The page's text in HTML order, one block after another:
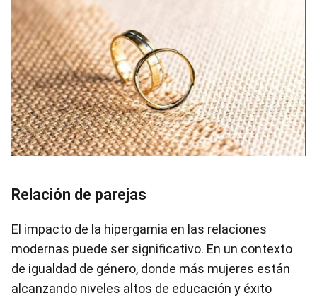
Relación de parejas
El impacto de la hipergamia en las relaciones
modernas puede ser significativo. En un contexto
de igualdad de género, donde más mujeres están
alcanzando niveles altos de educación y éxito